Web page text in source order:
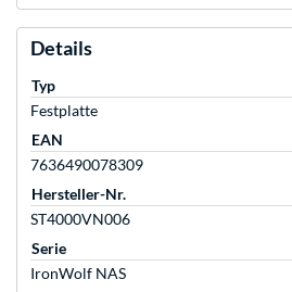
Details
Typ
Festplatte
EAN
7636490078309
Hersteller-Nr.
ST4000VN006
Serie
IronWolf NAS